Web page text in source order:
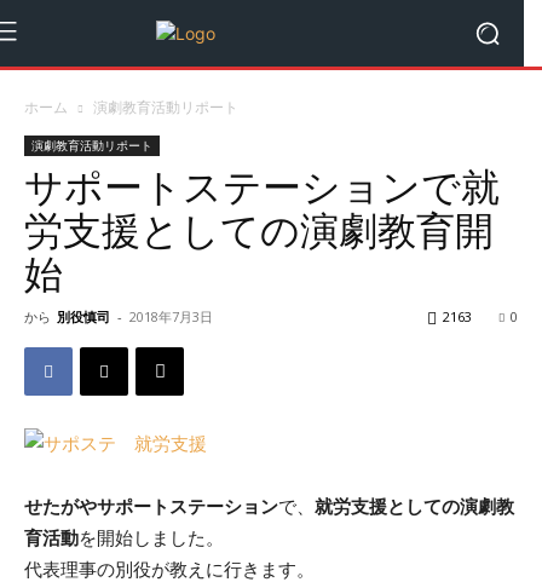
ホーム 演劇教育活動リポート
演劇教育活動リポート
サポートステーションで就
労支援としての演劇教育開
始
から 別役慎司 - 2018年7月3日 0
2163
せたがやサポートステーションで、 就労支援としての演劇教
育活動を開始しました。
代表理事の別役が教えに行きます。